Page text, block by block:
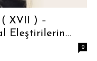
XVII ) –
Eleştirilerin...
0